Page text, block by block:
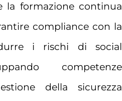
la formazione continua
compliance con la
i rischi di social
competenze
della sicurezza